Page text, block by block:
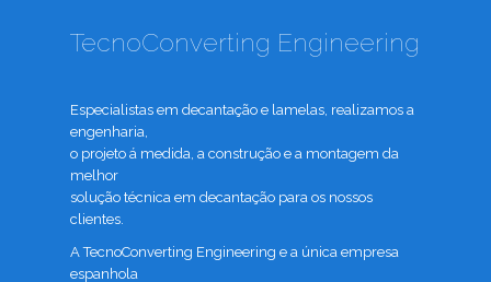
TecnoConverting Engineering
Especialistas em decantação e lamelas, realizamos a
engenharia,
o projeto á medida, a construção e a montagem da
melhor
solução técnica em decantação para os nossos
clientes.
A TecnoConverting Engineering e a única empresa
espanhola